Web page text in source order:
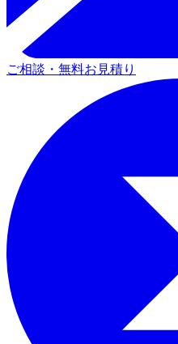
ご相談・無料お見積り